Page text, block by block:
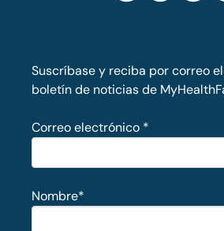
Suscríbase y reciba por correo
boletín de noticias de
Correo electrónico *
Nombre*